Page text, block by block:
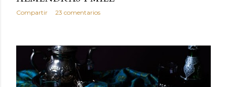
Compartir 23 comentarios